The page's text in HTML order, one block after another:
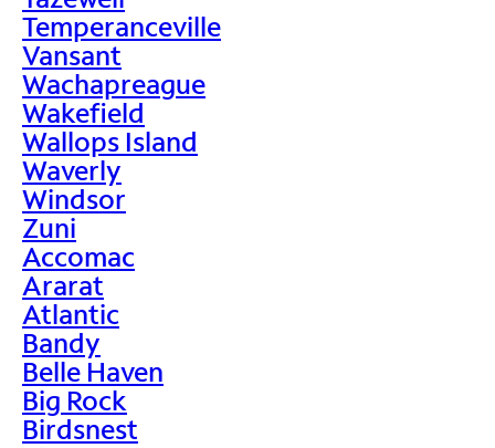
Temperanceville
Vansant
Wachapreague
Wakefield
Wallops Island
Waverly
Windsor
Zuni
Accomac
Ararat
Atlantic
Bandy
Belle Haven
Big Rock
Birdsnest